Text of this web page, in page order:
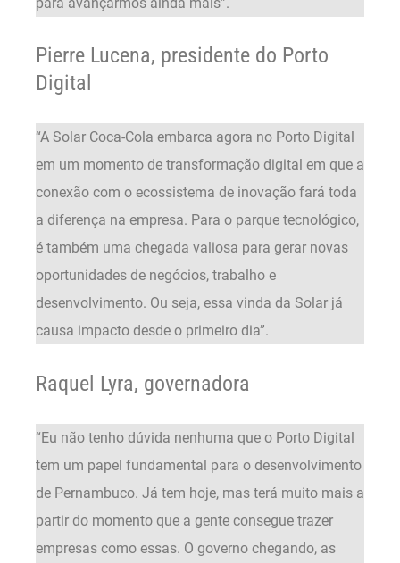
Pierre Lucena, presidente do Porto
Digital
“A Solar Coca-Cola embarca agora no Porto Digital
em um momento de transformação digital em que a
conexão com o ecossistema de inovação fará toda
a diferença na empresa. Para o parque tecnológico,
é também uma chegada valiosa para gerar novas
oportunidades de negócios, trabalho e
desenvolvimento. Ou seja, essa vinda da Solar já
causa impacto desde o primeiro dia”.
Raquel Lyra, governadora
“Eu não tenho dúvida nenhuma que o Porto Digital
tem um papel fundamental para o desenvolvimento
de Pernambuco. Já tem hoje, mas terá muito mais a
partir do momento que a gente consegue trazer
empresas como essas. O governo chegando, as